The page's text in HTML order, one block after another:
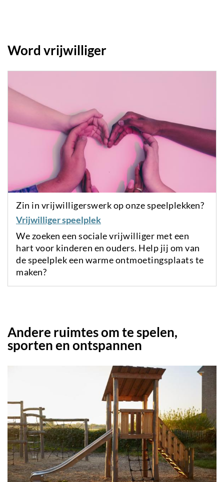
Word vrijwilliger
Zin in vrijwilligerswerk op onze speelplekken?
Vrijwilliger speelplek
We zoeken een sociale vrijwilliger met een
hart voor kinderen en ouders. Help jij om van
de speelplek een warme ontmoetingsplaats te
maken?
Andere ruimtes om te spelen,
sporten en ontspannen